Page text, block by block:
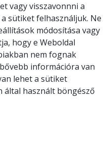
vagy visszavonnni a
sütiket felhasználjuk. Ne
módosítása vagy
hogy e Weboldal
nem fognak
információra van
lehet a sütiket
által használt böngésző